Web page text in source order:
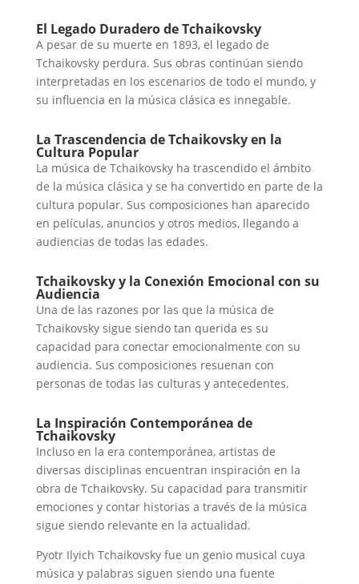
El Legado Duradero de Tchaikovsky
A pesar de su muerte en 1893, el legado de
Tchaikovsky perdura. Sus obras continúan siendo
interpretadas en los escenarios de todo el mundo, y
su influencia en la música clásica es innegable.
La Trascendencia de Tchaikovsky en la
Cultura Popular
La música de Tchaikovsky ha trascendido el ámbito
de la música clásica y se ha convertido en parte de la
cultura popular. Sus composiciones han aparecido
en películas, anuncios y otros medios, llegando a
audiencias de todas las edades.
Tchaikovsky y la Conexión Emocional con su
Audiencia
Una de las razones por las que la música de
Tchaikovsky sigue siendo tan querida es su
capacidad para conectar emocionalmente con su
audiencia. Sus composiciones resuenan con
personas de todas las culturas y antecedentes.
La Inspiración Contemporánea de
Tchaikovsky
Incluso en la era contemporánea, artistas de
diversas disciplinas encuentran inspiración en la
obra de Tchaikovsky. Su capacidad para transmitir
emociones y contar historias a través de la música
sigue siendo relevante en la actualidad.
Pyotr Ilyich Tchaikovsky fue un genio musical cuya
música y palabras siguen siendo una fuente